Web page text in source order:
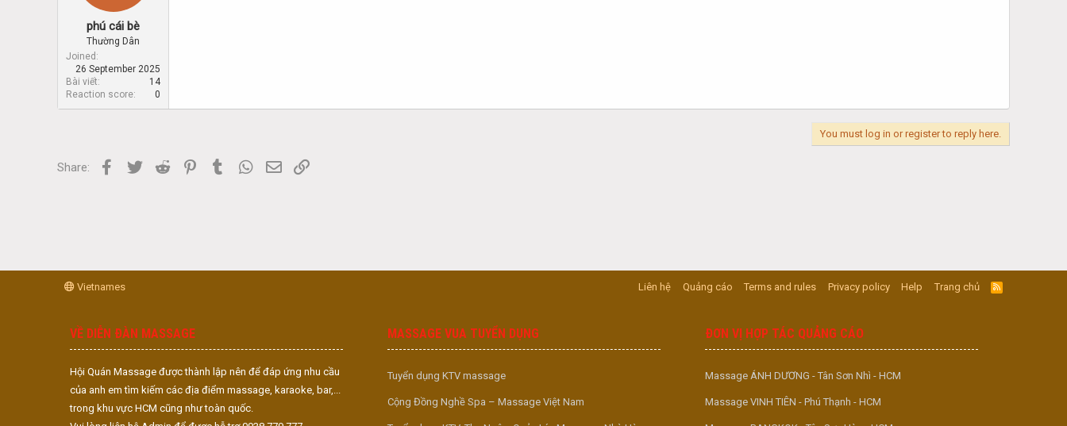
phú cái bè
Thường Dân
Joined
26 September 2025
Bài viết
14
Reaction score
0
You must log in or register to reply here.
Share: Facebook
Twitter Reddit PinterestTumblr WhatsApp
Email
Vietnames Liên hệ Quảng cáo Terms and rules Privacy policy Help Trang chủ
R
S
VỀ DIỄN ĐÀN MASSAGE
Hội Quán Massage được thành lập nên để đáp ứng nhu cầu
của anh em tìm kiếm các địa điểm massage, karaoke, bar,...
trong khu vực HCM cũng như toàn quốc.
MASSAGE VUA TUYỂN DỤNG
Tuyển dụng KTV massage
Cộng Đồng Nghề Spa – Massage Việt Nam
ĐƠN VỊ HỢP TÁC QUẢNG CÁO
Massage ÁNH DƯƠNG - Tân Sơn Nhì - HCM
Massage VINH TIÊN - Phú Thạnh - HCM